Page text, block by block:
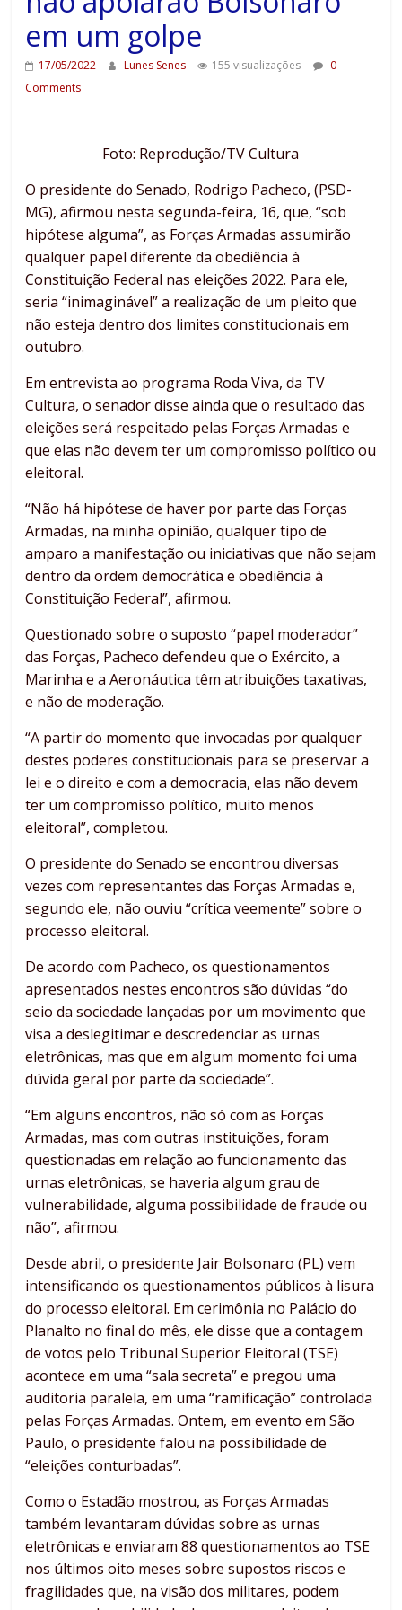
em um golpe
17/05/2022 Lunes Senes 155 visualizações
0
Comments
Foto: Reprodução/TV Cultura
O presidente do Senado, Rodrigo Pacheco, (PSD-
MG), afirmou nesta segunda-feira, 16, que, “sob
hipótese alguma”, as Forças Armadas assumirão
qualquer papel diferente da obediência à
Constituição Federal nas eleições 2022. Para ele,
seria “inimaginável” a realização de um pleito que
não esteja dentro dos limites constitucionais em
outubro.
Em entrevista ao programa Roda Viva, da TV
Cultura, o senador disse ainda que o resultado das
eleições será respeitado pelas Forças Armadas e
que elas não devem ter um compromisso político ou
eleitoral.
“Não há hipótese de haver por parte das Forças
Armadas, na minha opinião, qualquer tipo de
amparo a manifestação ou iniciativas que não sejam
dentro da ordem democrática e obediência à
Constituição Federal”, afirmou.
Questionado sobre o suposto “papel moderador”
das Forças, Pacheco defendeu que o Exército, a
Marinha e a Aeronáutica têm atribuições taxativas,
e não de moderação.
“A partir do momento que invocadas por qualquer
destes poderes constitucionais para se preservar a
lei e o direito e com a democracia, elas não devem
ter um compromisso político, muito menos
eleitoral”, completou.
O presidente do Senado se encontrou diversas
vezes com representantes das Forças Armadas e,
segundo ele, não ouviu “crítica veemente” sobre o
processo eleitoral.
De acordo com Pacheco, os questionamentos
apresentados nestes encontros são dúvidas “do
seio da sociedade lançadas por um movimento que
visa a deslegitimar e descredenciar as urnas
eletrônicas, mas que em algum momento foi uma
dúvida geral por parte da sociedade”.
“Em alguns encontros, não só com as Forças
Armadas, mas com outras instituições, foram
questionadas em relação ao funcionamento das
urnas eletrônicas, se haveria algum grau de
vulnerabilidade, alguma possibilidade de fraude ou
não”, afirmou.
Desde abril, o presidente Jair Bolsonaro (PL) vem
intensificando os questionamentos públicos à lisura
do processo eleitoral. Em cerimônia no Palácio do
Planalto no final do mês, ele disse que a contagem
de votos pelo Tribunal Superior Eleitoral (TSE)
acontece em uma “sala secreta” e pregou uma
auditoria paralela, em uma “ramificação” controlada
pelas Forças Armadas. Ontem, em evento em São
Paulo, o presidente falou na possibilidade de
“eleições conturbadas”.
Como o Estadão mostrou, as Forças Armadas
também levantaram dúvidas sobre as urnas
eletrônicas e enviaram 88 questionamentos ao TSE
nos últimos oito meses sobre supostos riscos e
fragilidades que, na visão dos militares, podem